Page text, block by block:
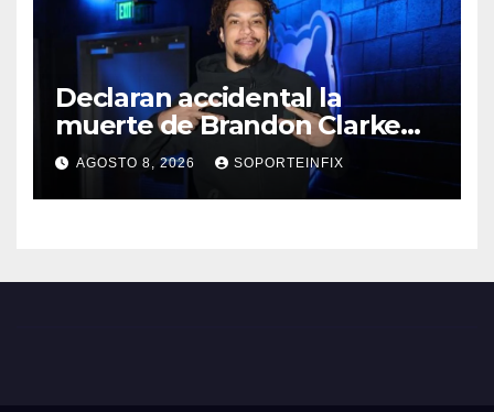
Declaran accidental la
muerte de Brandon Clarke
por consumo de heroína y
cocaína
AGOSTO 8, 2026 SOPORTEINFIX